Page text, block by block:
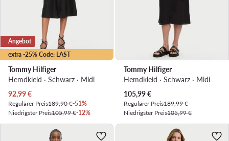
extra -25% Code: LAST
Angebot
Tommy Hilfiger
Hemdkleid · Schwarz · Midi
Aktueller Preis
92,99€
Regulärer Preis189,90 €-51%
Niedrigster Preis105,99 €-12%
Tommy Hilfiger
Hemdkleid · Schwarz · Midi
Aktueller Preis
105,99€
Regulärer Preis189,99 €
Niedrigster Preis105,99 €